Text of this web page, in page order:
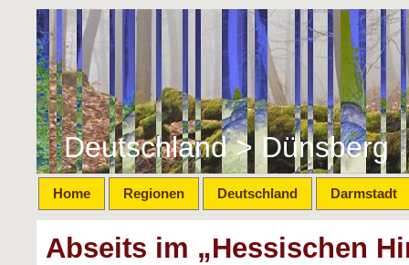
Deutschland > Dünsberg
Home Regionen Deutschland Darmstadt
Abseits im „Hessischen